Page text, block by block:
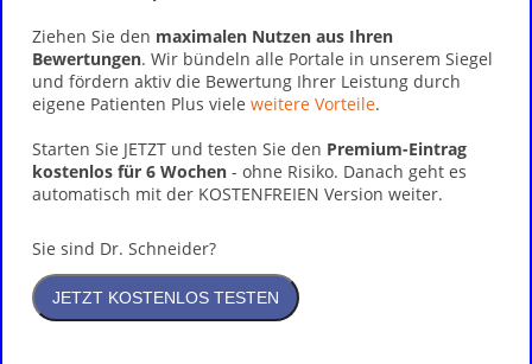
Ziehen Sie den maximalen Nutzen aus Ihren
Bewertungen. Wir bündeln alle Portale in unserem Siegel
und fördern aktiv die Bewertung Ihrer Leistung durch
eigene Patienten Plus viele weitere Vorteile.
Starten Sie JETZT und testen Sie den Premium-Eintrag
kostenlos für 6 Wochen - ohne Risiko. Danach geht es
automatisch mit der KOSTENFREIEN Version weiter.
Sie sind Dr. Schneider?